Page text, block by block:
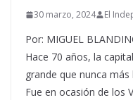
30 marzo, 2024 El
Por: MIGUEL
Hace 70 años, la
grande que nunca
Fue en ocasión de los